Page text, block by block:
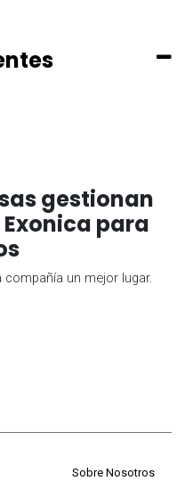
gestionan
para
un mejor lugar.
68#92-22
Sobre Nosotros